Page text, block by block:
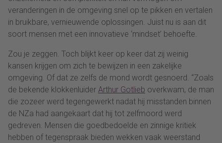
veranderingen in de omgeving snel op te pikken en vertalen
in bruikbare, vernieuwende oplossingen. Juist nu is aan dit
soort mensen met een innovatieve ‘mindset’ behoefte.
Zou je zeggen. Toch blijkt keer op keer dat zij weinig
kansen krijgen om zich te bewijzen in een zakelijke
omgeving. Of dat ze zelfs de mond wordt gesnoerd. “Zoals
de bekende klokkenluider Arthur Gotlieb overkwam, de man
die zozeer werd tegengewerkt nadat hij misstanden binnen
de NZa had aangekaart dat hij tot zelfmoord werd
gedreven. Mensen die goedbedoelde en zinnige kritiek
hebben of tegenspraak bieden wekken vaak weerstand